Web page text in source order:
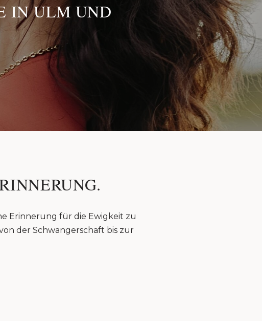
IN ULM UND
Erinnerung für die Ewigkeit zu
der Schwangerschaft bis zur